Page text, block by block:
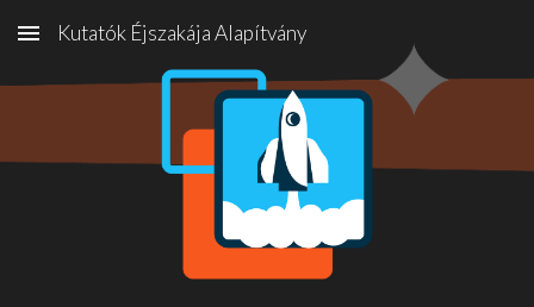
Skip to main content Skip to navigation
Kutatók Éjszakája Alapítvány